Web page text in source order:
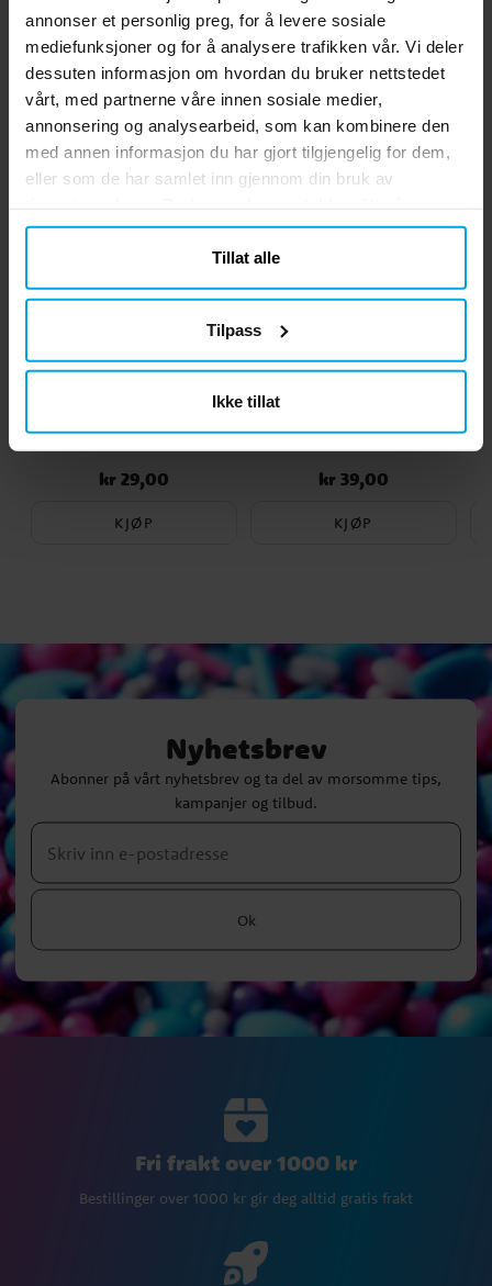
annonser et personlig preg, for å levere sosiale
mediefunksjoner og for å analysere trafikken vår. Vi deler
dessuten informasjon om hvordan du bruker nettstedet
vårt, med partnerne våre innen sosiale medier,
annonsering og analysearbeid, som kan kombinere den
med annen informasjon du har gjort tilgjengelig for dem,
eller som de har samlet inn gjennom din bruk av
helst.
Tillat alle
Tilpass
Ikke tillat
KJØP KJØP
Andre kjøpte også
Ballonger - Grønne 10
stk.
Pris:kr 29,00
kr 29,00
KJØP
Woodland Animals -
Servietter 20 stk.
Pris:kr 39,00
kr 39,00
KJØP
Nyhetsbrev
Abonner på vårt nyhetsbrev og ta del av morsomme tips,
kampanjer og tilbud.
Ok
Fri frakt over 1000 kr
Bestillinger over 1000 kr gir deg alltid gratis frakt